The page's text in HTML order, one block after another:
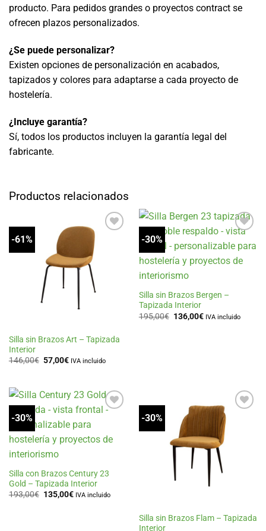
producto. Para pedidos grandes o proyectos contract se
ofrecen plazos personalizados.
¿Se puede personalizar?
Existen opciones de personalización en acabados,
tapizados y colores para adaptarse a cada proyecto de
hostelería.
¿Incluye garantía?
Sí, todos los productos incluyen la garantía legal del
fabricante.
Productos relacionados
-61%
Silla sin Brazos Art – Tapizada
Interior
146,00€ El
precio
146,00€.
57,00€El
57,00€.
IVA incluido
-30%
a la
lista
de
Silla sin Brazos Bergen –
Tapizada Interior
195,00€ El
precio
136,00€ElIVA incluido
-30%
lista
de
Silla con Brazos Century 23
Gold – Tapizada Interior
193,00€ El
precio
135,00€ElIVA incluido
-30%
Silla sin Brazos Flam – Tapizada
Interior